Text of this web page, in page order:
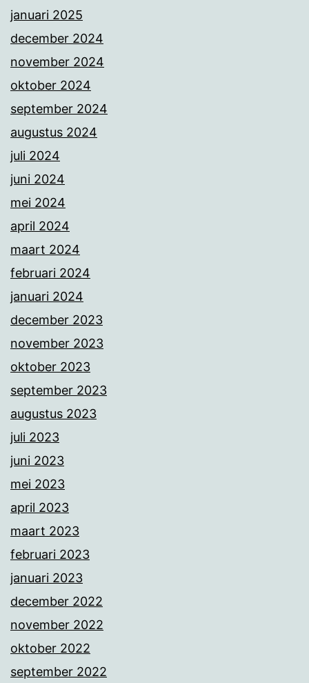
januari 2025
december 2024
november 2024
oktober 2024
september 2024
augustus 2024
juli 2024
juni 2024
mei 2024
april 2024
maart 2024
februari 2024
januari 2024
december 2023
november 2023
oktober 2023
september 2023
augustus 2023
juli 2023
juni 2023
mei 2023
april 2023
maart 2023
februari 2023
januari 2023
december 2022
november 2022
oktober 2022
september 2022